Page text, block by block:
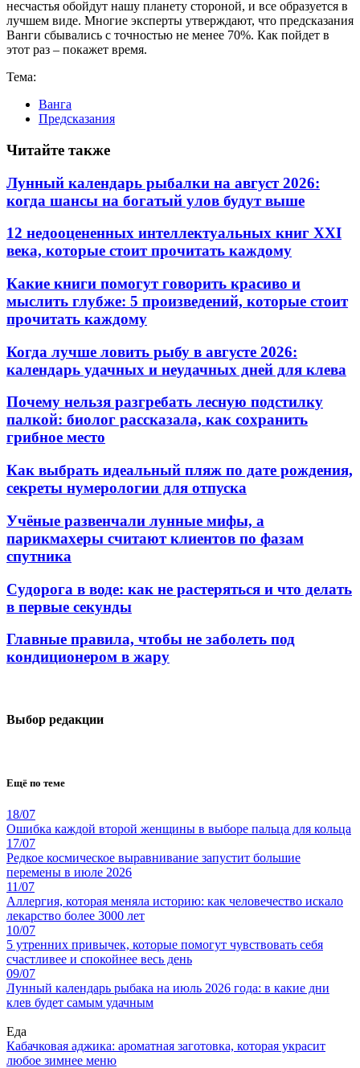
несчастья обойдут нашу планету стороной, и все образуется в
лучшем виде. Многие эксперты утверждают, что предсказания
Ванги сбывались с точностью не менее 70%. Как пойдет в
этот раз – покажет время.
Тема:
Ванга
Предсказания
Читайте также
Лунный календарь рыбалки на август 2026:
когда шансы на богатый улов будут выше
12 недооцененных интеллектуальных книг XXI
века, которые стоит прочитать каждому
Какие книги помогут говорить красиво и
мыслить глубже: 5 произведений, которые стоит
прочитать каждому
Когда лучше ловить рыбу в августе 2026:
календарь удачных и неудачных дней для клева
Почему нельзя разгребать лесную подстилку
палкой: биолог рассказала, как сохранить
грибное место
Как выбрать идеальный пляж по дате рождения,
секреты нумерологии для отпуска
Учёные развенчали лунные мифы, а
парикмахеры считают клиентов по фазам
спутника
Судорога в воде: как не растеряться и что делать
в первые секунды
Главные правила, чтобы не заболеть под
кондиционером в жару
Выбор редакции
Ещё по теме
18/07
Ошибка каждой второй женщины в выборе пальца для кольца
17/07
Редкое космическое выравнивание запустит большие
перемены в июле 2026
11/07
Аллергия, которая меняла историю: как человечество искало
лекарство более 3000 лет
10/07
5 утренних привычек, которые помогут чувствовать себя
счастливее и спокойнее весь день
09/07
Лунный календарь рыбака на июль 2026 года: в какие дни
клев будет самым удачным
Еда
Кабачковая аджика: ароматная заготовка, которая украсит
любое зимнее меню